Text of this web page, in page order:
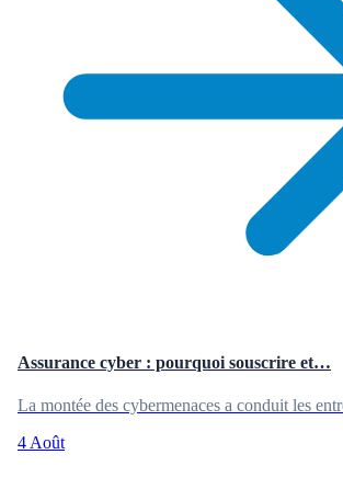
Assurance cyber : pourquoi souscrire et…
La montée des cybermenaces a conduit les
4 Août